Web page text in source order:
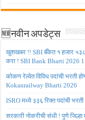
🆕नवीन अपडेट्स
खुशखबर !! SBI बँकेत १ हजार ५३८
करा ! SBI Bank Bharti 2026
कोकण रेल्वेत विविध पदांची भरती
Kokanrailway Bharti 2026
ISRO मध्ये ३३६ रिक्त पदांची
सरकारी नोकरीची संधी ! पुणे जिल्हा